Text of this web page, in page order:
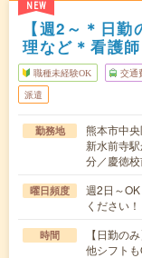
NEW
【週2～＊日
理など＊看護師
職種未経験OK 交通
派遣
勤務地
熊本市中
新水前寺
分／慶徳
曜日頻度
週2日～
ください！
時間
【日勤の
他シフト